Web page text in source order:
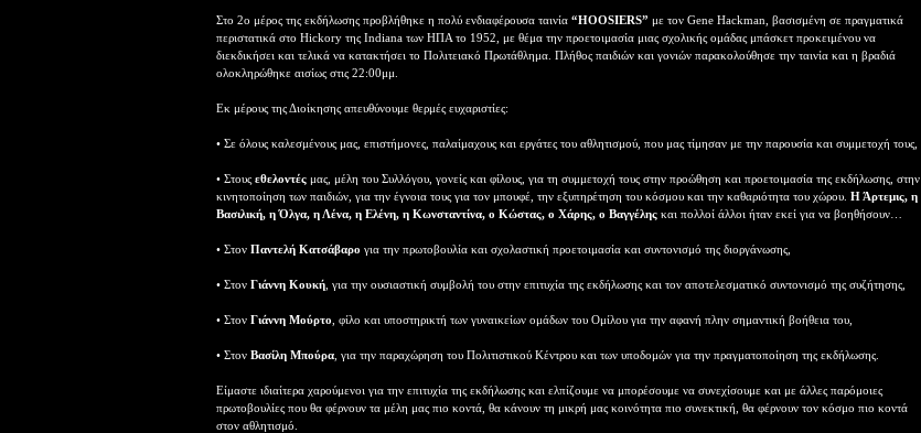
Στο 2ο μέρος της εκδήλωσης προβλήθηκε η πολύ ενδιαφέρουσα ταινία “HOOSIERS” με τον Gene Hackman, βασισμένη σε πραγματικά
περιστατικά στο Hickory της Indiana των ΗΠΑ το 1952, με θέμα την προετοιμασία μιας σχολικής ομάδας μπάσκετ προκειμένου να
διεκδικήσει και τελικά να κατακτήσει το Πολιτειακό Πρωτάθλημα. Πλήθος παιδιών και γονιών παρακολούθησε την ταινία και η βραδιά
ολοκληρώθηκε αισίως στις 22:00μμ.
Εκ μέρους της Διοίκησης απευθύνουμε θερμές ευχαριστίες:
• Σε όλους καλεσμένους μας, επιστήμονες, παλαίμαχους και εργάτες του αθλητισμού, που μας τίμησαν με την παρουσία και συμμετοχή τους,
• Στους εθελοντές μας, μέλη του Συλλόγου, γονείς και φίλους, για τη συμμετοχή τους στην προώθηση και προετοιμασία της εκδήλωσης, στην
κινητοποίηση των παιδιών, για την έγνοια τους για τον μπουφέ, την εξυπηρέτηση του κόσμου και την καθαριότητα του χώρου. Η Άρτεμις, η
Βασιλική, η Όλγα, η Λένα, η Ελένη, η Κωνσταντίνα, ο Κώστας, ο Χάρης, ο Βαγγέλης και πολλοί άλλοι ήταν εκεί για να βοηθήσουν…
• Στον Παντελή Κατσάβαρο για την πρωτοβουλία και σχολαστική προετοιμασία και συντονισμό της διοργάνωσης,
• Στον Γιάννη Κουκή , για την ουσιαστική συμβολή του στην επιτυχία της εκδήλωσης και τον αποτελεσματικό συντονισμό της συζήτησης,
• Στον Γιάννη Μούρτο , φίλο και υποστηρικτή των γυναικείων ομάδων του Ομίλου για την αφανή πλην σημαντική βοήθεια του,
• Στον Βασίλη Μπούρα , για την παραχώρηση του Πολιτιστικού Κέντρου και των υποδομών για την πραγματοποίηση της εκδήλωσης.
Είμαστε ιδιαίτερα χαρούμενοι για την επιτυχία της εκδήλωσης και ελπίζουμε να μπορέσουμε να συνεχίσουμε και με άλλες παρόμοιες
πρωτοβουλίες που θα φέρνουν τα μέλη μας πιο κοντά, θα κάνουν τη μικρή μας κοινότητα πιο συνεκτική, θα φέρνουν τον κόσμο πιο κοντά
στον αθλητισμό.